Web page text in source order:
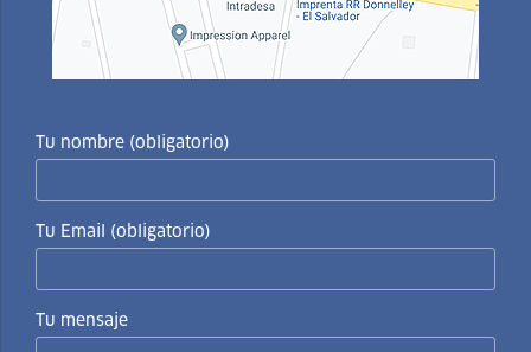
Tu nombre (obligatorio)
Tu Email (obligatorio)
Tu mensaje